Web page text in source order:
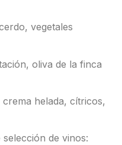
vegetales
oliva de la finca
helada, cítricos,
de vinos: